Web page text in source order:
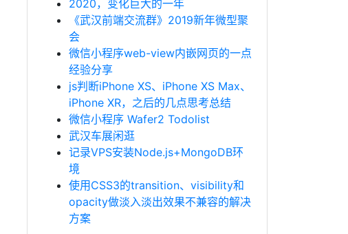
2020，变化巨大的一年
《武汉前端交流群》2019新年微型聚
会
微信小程序web-view内嵌网页的一点
经验分享
js判断iPhone XS、iPhone XS Max、
iPhone XR，之后的几点思考总结
微信小程序 Wafer2 Todolist
武汉车展闲逛
记录VPS安装Node.js+MongoDB环
境
使用CSS3的transition、visibility和
opacity做淡入淡出效果不兼容的解决
方案